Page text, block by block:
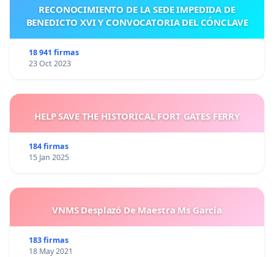
RECONOCIMIENTO DE LA SEDE IMPEDIDA DE
BENEDICTO XVI Y CONVOCATORIA DEL CÓNCLAVE
18 941 firmas
23 Oct 2023
HELP SAVE THE HISTORICAL FORT GATES FERRY
184 firmas
15 Jan 2025
VNMS Desplazó De Maestra Ms García
183 firmas
18 May 2021